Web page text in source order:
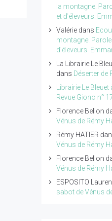
la montagne.
et d'éleveurs.
Valériedans
montagne.
d'éleveurs.
La Librairie Le
dans Déserter de
Librairie Le
Revue Giono n°
Florence Bellon
Vénus de Rémy
Rémy HATIER
Vénus de Rémy
Florence Bellon
Vénus de Rémy
ESPOSITO
sabot de Vénus